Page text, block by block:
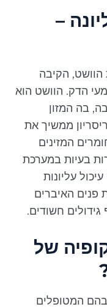
–
הקיבה
הדק. הוושט הוא
בה המזון
ממשיך את
המזינים
בעיות במערכת
עליונות
האיברים
חשודים.
של
המטופלים